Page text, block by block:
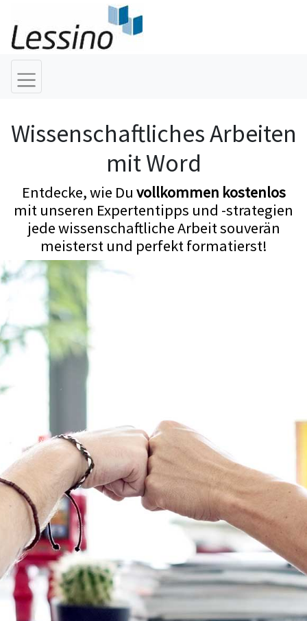
Wissenschaftliches Arbeiten
mit Word
Entdecke, wie Du vollkommen kostenlos
mit unseren Expertentipps und -strategien
jede wissenschaftliche Arbeit souverän
meisterst und perfekt formatierst!